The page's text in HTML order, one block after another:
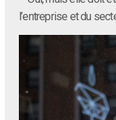
l’entreprise et du